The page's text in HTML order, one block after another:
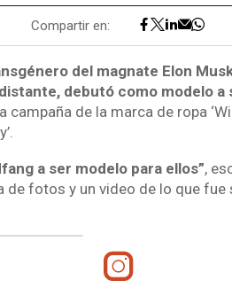
Compartir en:
del magnate Elon
debutó como modelo a
de la marca de ropa
a ser modelo para ellos”,
de fotos y un video de lo que